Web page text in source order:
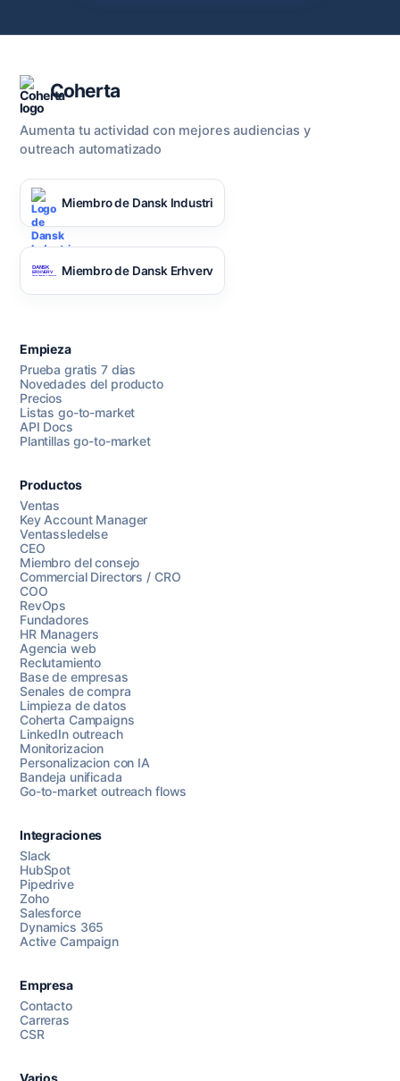
Chatea con nosotros
Coherta
Aumenta tu actividad con mejores audiencias y
outreach automatizado
Miembro de Dansk Industri
Miembro de Dansk Erhverv
Empieza
Prueba gratis 7 dias
Novedades del producto
Precios
Listas go-to-market
API Docs
Plantillas go-to-market
Productos
Ventas
Key Account Manager
Ventassledelse
CEO
Miembro del consejo
Commercial Directors / CRO
COO
RevOps
Fundadores
HR Managers
Agencia web
Reclutamiento
Base de empresas
Senales de compra
Limpieza de datos
Coherta Campaigns
LinkedIn outreach
Monitorizacion
Personalizacion con IA
Bandeja unificada
Go-to-market outreach flows
Integraciones
Slack
HubSpot
Pipedrive
Zoho
Salesforce
Dynamics 365
Active Campaign
Empresa
Contacto
Carreras
CSR
Varios